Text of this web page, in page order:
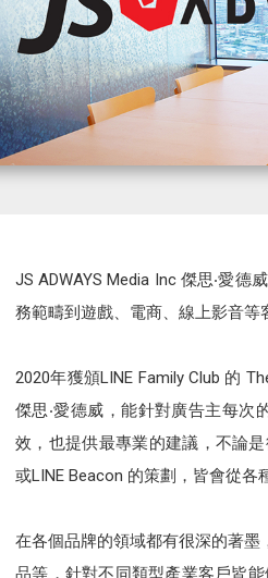
JS ADWAYS Media Inc 傑思‧愛
務範疇到遊戲、電商、線上影音等
2020年獲頒LINE Family Club 的
傑思‧愛德威，能針對廣告主每次
效，也提供最專業的建議，不論是
或LINE Beacon 的策劃，皆會從各
在各個品牌的領域都有很深的著
品等，針對不同類型產業客戶皆